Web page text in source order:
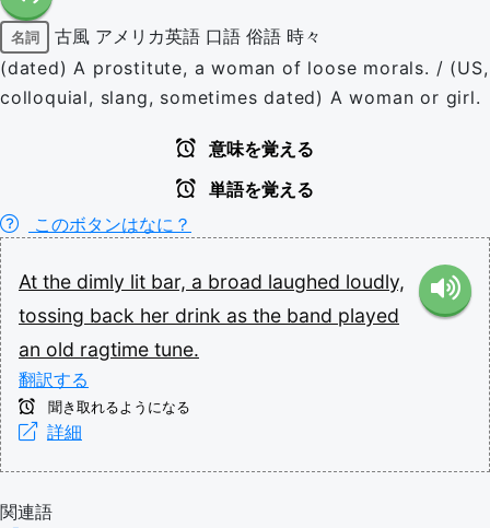
名詞 古風 アメリカ英語 口語 俗語 時々
(dated) A prostitute, a woman of loose morals. / (US,
colloquial, slang, sometimes dated) A woman or girl.
意味を覚える
単語を覚える
このボタンはなに？
At the dimly lit bar, a broad laughed loudly,
tossing back her drink as the band played
an old ragtime tune.
翻訳する
聞き取れるようになる
詳細
関連語